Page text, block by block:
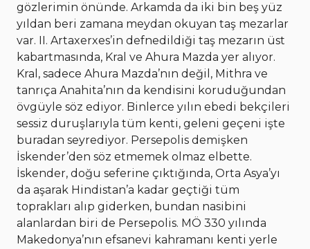
gözlerimin önünde. Arkamda da iki bin beş yüz
yıldan beri zamana meydan okuyan taş mezarlar
var. II. Artaxerxes’in defnedildiği taş mezarın üst
kabartmasında, Kral ve Ahura Mazda yer alıyor.
Kral, sadece Ahura Mazda’nın değil, Mithra ve
tanrıça Anahita’nın da kendisini koruduğundan
övgüyle söz ediyor. Binlerce yılın ebedi bekçileri
sessiz duruşlarıyla tüm kenti, geleni geçeni işte
buradan seyrediyor. Persepolis demişken
İskender’den söz etmemek olmaz elbette.
İskender, doğu seferine çıktığında, Orta Asya’yı
da aşarak Hindistan’a kadar geçtiği tüm
toprakları alıp giderken, bundan nasibini
alanlardan biri de Persepolis. MÖ 330 yılında
Makedonya’nın efsanevi kahramanı kenti yerle